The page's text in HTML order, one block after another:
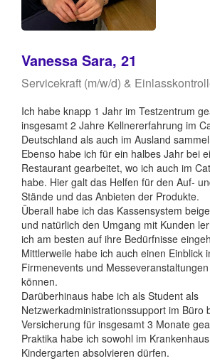
Vanessa Sara, 21
Servicekraft (m/w/d) &
Ich habe knapp 1 Jahr im Testzentrum
insgesamt 2 Jahre Kellnererfahrung im
Deutschland als auch im Ausland
Ebenso habe ich für ein halbes Jahr bei
Restaurant gearbeitet, wo ich auch im
habe. Hier galt das Helfen für den Auf-
Stände und das Anbieten der Produkte.
Überall habe ich das Kassensystem
und natürlich den Umgang mit Kunden
ich am besten auf ihre Bedürfnisse
Mittlerweile habe ich auch einen Einblick
Firmenevents und
können.
Darüberhinaus habe ich als Student als
Netzwerkadministrationssupport im Büro
Versicherung für insgesamt 3 Monate
Praktika habe ich sowohl im
Kindergarten absolvieren dürfen.